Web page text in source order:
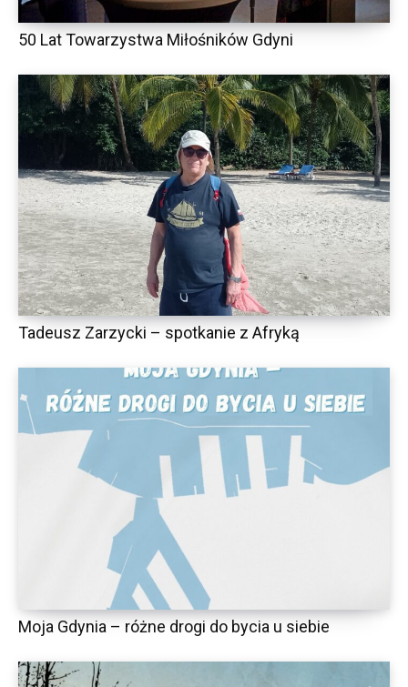
50 Lat Towarzystwa Miłośników Gdyni
Tadeusz Zarzycki – spotkanie z Afryką
Moja Gdynia – różne drogi do bycia u siebie